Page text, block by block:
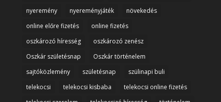
nyeremény
nyereményjáték
növekedés
online előre fizetés
online fizetés
oszkározó híresség
oszkározó zenész
Oszkár születésnap
Oszkár történelem
sajtóközlemény
születésnap
szülinapi buli
telekocsi
telekocsi kisbaba
telekocsi online fizetés